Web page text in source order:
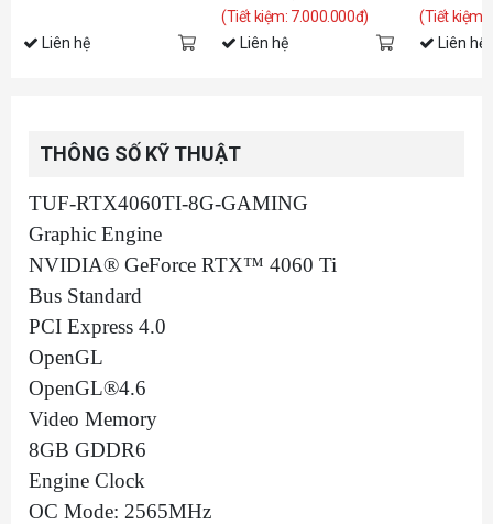
Liên hệ
(Tiết kiệm: 7.000.000đ)
Liên hệ
(Tiết kiệm:
Liên hệ
THÔNG SỐ KỸ THUẬT
TUF-RTX4060TI-8G-GAMING
Graphic Engine
NVIDIA® GeForce RTX™ 4060 Ti
Bus Standard
PCI Express 4.0
OpenGL
OpenGL®4.6
Video Memory
8GB GDDR6
Engine Clock
OC Mode: 2565MHz